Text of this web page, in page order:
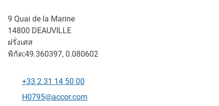
9 Quai de la Marine
14800 DEAUVILLE
ฝรั่งเศส
พิกัด:49.360397, 0.080602
โทรศัพท์
+33 2 31 14 50 00
อีเมลติดต่อ
H0795@accor.com